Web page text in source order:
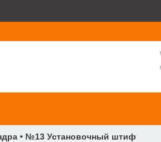
• №13 Установочный штифт